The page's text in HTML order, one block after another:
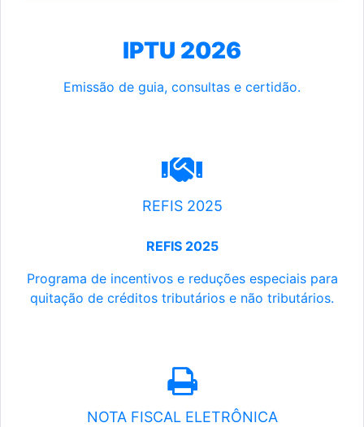
IPTU 2026
Emissão de guia, consultas e certidão.
REFIS 2025
REFIS 2025
Programa de incentivos e reduções especiais para
quitação de créditos tributários e não tributários.
NOTA FISCAL ELETRÔNICA